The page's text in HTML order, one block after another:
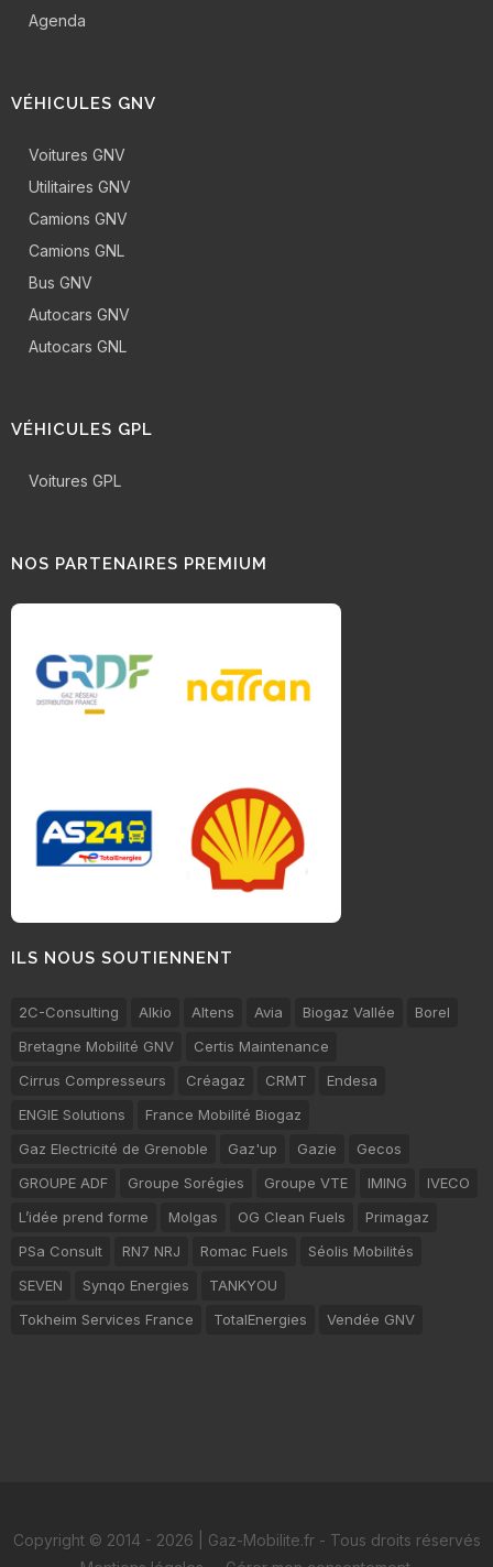
Agenda
VÉHICULES GNV
Voitures GNV
Utilitaires GNV
Camions GNV
Camions GNL
Bus GNV
Autocars GNV
Autocars GNL
VÉHICULES GPL
Voitures GPL
NOS PARTENAIRES PREMIUM
ILS NOUS SOUTIENNENT
2C-Consulting Alkio Altens Avia Biogaz Vallée
Borel
Bretagne Mobilité GNV
Certis Maintenance
Cirrus Compresseurs
Créagaz CRMT
Endesa
ENGIE Solutions
France Mobilité Biogaz
Gaz Electricité de Grenoble
Gaz'up Gazie
Gecos
GROUPE ADF
Groupe Sorégies Groupe VTE IMING
IVECO
L’idée prend forme
Molgas OG Clean Fuels
Primagaz
PSa Consult
RN7 NRJ Romac Fuels
Séolis Mobilités
SEVEN
Synqo Energies
TANKYOU
Tokheim Services France
TotalEnergies Vendée GNV
Copyright © 2014 - 2026 | Gaz-Mobilite.fr - Tous droits réservés